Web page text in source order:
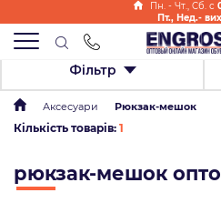
Пн. - Чт., Cб. с
Пт., Нед.-
Фільтр
Аксесуари Рюкзак-мешок
Кількість товарів: 1
рюкзак-мешок